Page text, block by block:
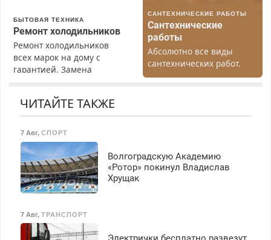
Ежемесячно
выплачивается денежная
премия. Возможно
бесплатное обучение,
получение документов,
работа инспектором по
125000 руб.
БЫТОВАЯ ТЕХНИКА
Ремонт холодильников
Ремонт холодильников
всех марок на дому с
гарантией. Замена
Недорого. Без выходных.
Все районы. Скидка.
Вызов бесплатный.
САНТЕХНИЧЕСКИЕ РАБОТЫ
Сантехнические
работы
Абсолютно все виды
сантехнических работ.
Быстро. Качественно.
ЧИТАЙТЕ ТАКЖЕ
7 Авг, СПОРТ
Волгоградскую Академию
«Ротор» покинул Владислав
Хрущак
7 Авг, ТРАНСПОРТ